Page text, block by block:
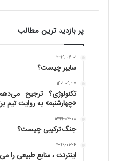
پر بازدید ترین مطالب
۱۳۹۹-۰۶-۰۱
سایبر چیست؟
۱۴۰۱-۰۹-۲۷
تکنولوژی؟ ترجیح
«چهارشنبه» به روایت تیم
۱۳۹۹-۰۴-۰۸
جنگ ترکیبی چیست؟
۱۳۹۹-۰۱-۲۴
اینترنت ، منابع طبیعی را